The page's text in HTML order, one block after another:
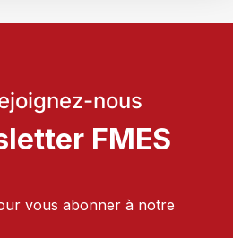
nous
FMES
vous abonner à notre